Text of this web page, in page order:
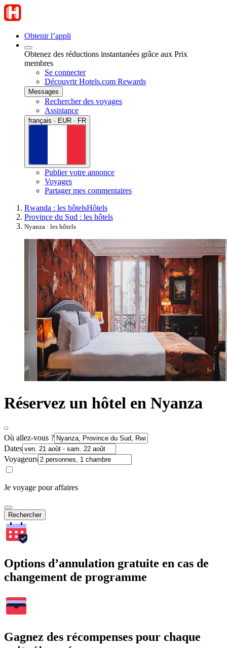
Obtenir l’appli
Obtenez des réductions instantanées grâce aux Prix
membres
Se connecter
Découvrir Hotels.com Rewards
Messages
Rechercher des voyages
Assistance
français · EUR · FR
Publier votre annonce
Voyages
Partager mes commentaires
Rwanda : les hôtelsHôtels
Province du Sud : les hôtels
Nyanza : les hôtels
Réservez un hôtel en Nyanza
Où allez-vous ?
Dates
Voyageurs
Je voyage pour affaires
Rechercher
Options d’annulation gratuite en cas de
changement de programme
Gagnez des récompenses pour chaque